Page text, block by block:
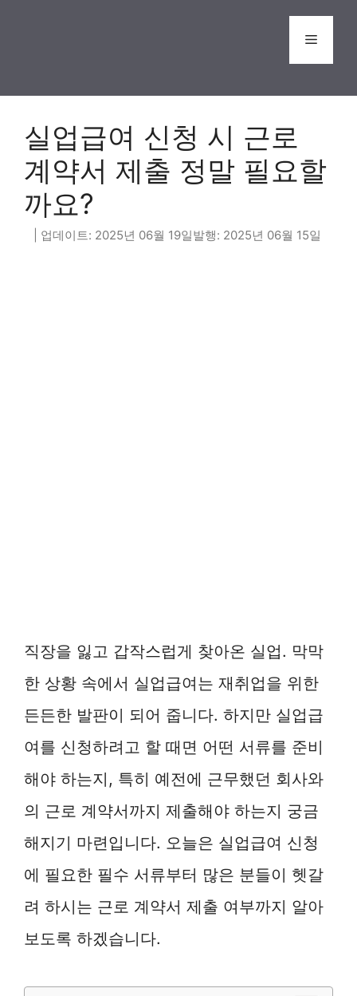
Menu
실업급여 신청 시 근로
계약서 제출 정말 필요할
까요?
2025년 06월 19일 2025년 06월 15일
직장을 잃고 갑작스럽게 찾아온 실업. 막막
한 상황 속에서 실업급여는 재취업을 위한
든든한 발판이 되어 줍니다. 하지만 실업급
여를 신청하려고 할 때면 어떤 서류를 준비
해야 하는지, 특히 예전에 근무했던 회사와
의 근로 계약서까지 제출해야 하는지 궁금
해지기 마련입니다. 오늘은 실업급여 신청
에 필요한 필수 서류부터 많은 분들이 헷갈
려 하시는 근로 계약서 제출 여부까지 알아
보도록 하겠습니다.